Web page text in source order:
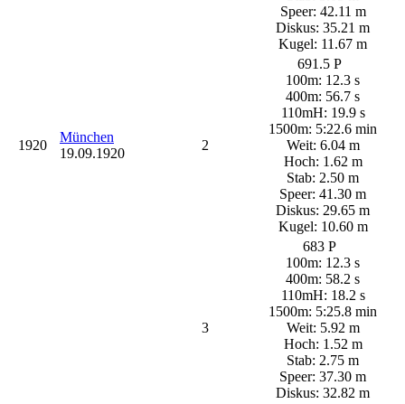
1920
München
19.09.1920
Speer: 42.11 m
Diskus: 35.21 m
Kugel: 11.67 m
2
691.5 P
100m: 12.3 s
400m: 56.7 s
110mH: 19.9 s
1500m: 5:22.6 min
Weit: 6.04 m
Hoch: 1.62 m
Stab: 2.50 m
Speer: 41.30 m
Diskus: 29.65 m
Kugel: 10.60 m
3
683 P
100m: 12.3 s
400m: 58.2 s
110mH: 18.2 s
1500m: 5:25.8 min
Weit: 5.92 m
Hoch: 1.52 m
Stab: 2.75 m
Speer: 37.30 m
Diskus: 32.82 m